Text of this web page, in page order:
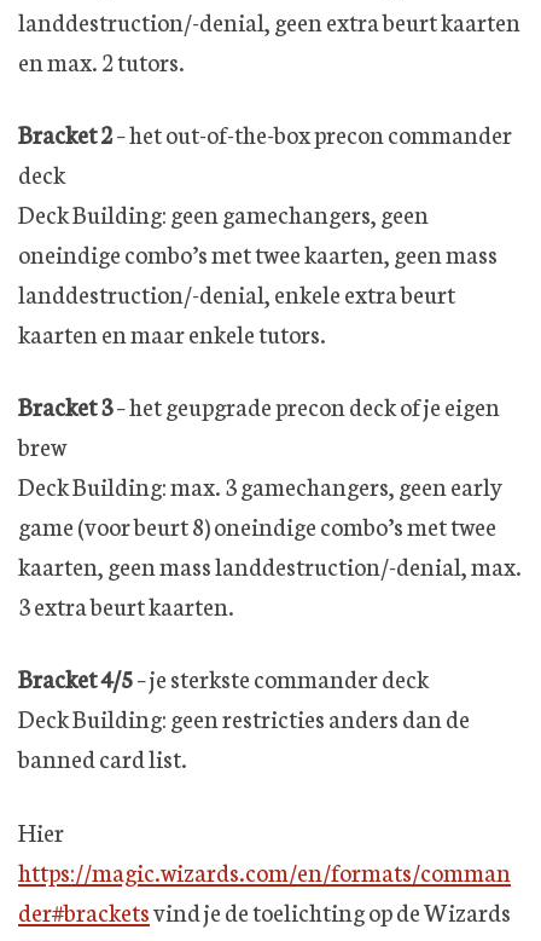
landdestruction/-denial, geen extra beurt kaarten
en max. 2 tutors.
Bracket 2– het out-of-the-box precon commander
deck
Deck Building: geen gamechangers, geen
oneindige combo’s met twee kaarten, geen mass
landdestruction/-denial, enkele extra beurt
kaarten en maar enkele tutors.
Bracket 3– het geupgrade precon deck of je eigen
brew
Deck Building: max. 3 gamechangers, geen early
game (voor beurt 8) oneindige combo’s met twee
kaarten, geen mass landdestruction/-denial, max.
3 extra beurt kaarten.
Bracket 4/5– je sterkste commander deck
Deck Building: geen restricties anders dan de
banned card list.
Hier
https://magic.wizards.com/en/formats/comman
der#bracketsvind je de toelichting op de Wizards